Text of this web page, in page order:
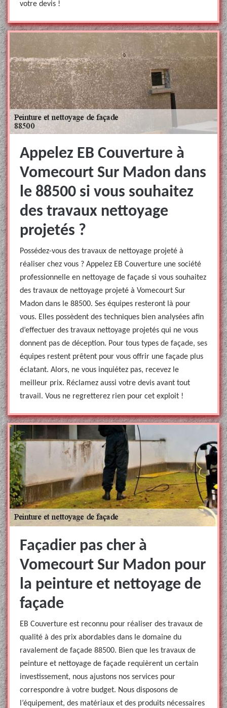
votre devis !
Appelez EB Couverture à
Vomecourt Sur Madon dans
le 88500 si vous souhaitez
des travaux nettoyage
projetés ?
Possédez-vous des travaux de nettoyage projeté à
réaliser chez vous ? Appelez EB Couverture une société
professionnelle en nettoyage de façade si vous souhaitez
des travaux de nettoyage projeté à Vomecourt Sur
Madon dans le 88500. Ses équipes resteront là pour
vous. Elles possèdent des techniques bien analysées afin
d’effectuer des travaux nettoyage projetés qui ne vous
donnent pas de déception. Pour tous types de façade, ses
équipes restent prêtent pour vous offrir une façade plus
éclatant. Alors, ne vous inquiétez pas, recevez le
meilleur prix. Réclamez aussi votre devis avant tout
travail. Vous ne regretterez rien pour cet exploit !
Façadier pas cher à
Vomecourt Sur Madon pour
la peinture et nettoyage de
façade
EB Couverture est reconnu pour réaliser des travaux de
qualité à des prix abordables dans le domaine du
ravalement de façade 88500. Bien que les travaux de
peinture et nettoyage de façade requièrent un certain
investissement, nous ajustons nos services pour
correspondre à votre budget. Nous disposons de
l’équipement, des matériaux et des produits nécessaires